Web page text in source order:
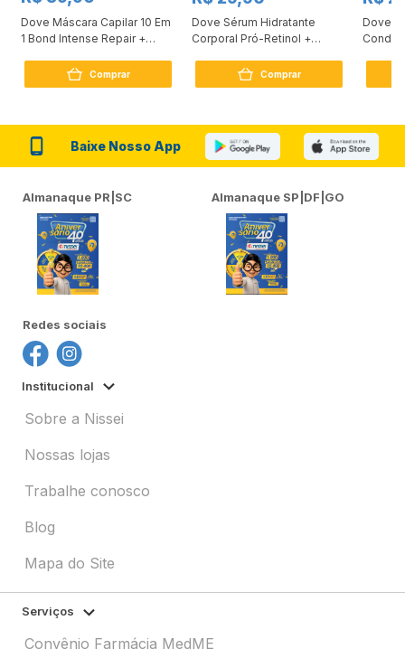
Dove Máscara Capilar 10 Em
1 Bond Intense Repair +
Comprar
Dove Sérum Hidratante
Corporal Pró-Retinol +
Comprar
Dove
Baixe Nosso App
Almanaque PR|SC Almanaque SP|DF|GO
Redes sociais
Institucional
Sobre a Nissei
Nossas lojas
Trabalhe conosco
Blog
Mapa do Site
Serviços
Convênio Farmácia MedME